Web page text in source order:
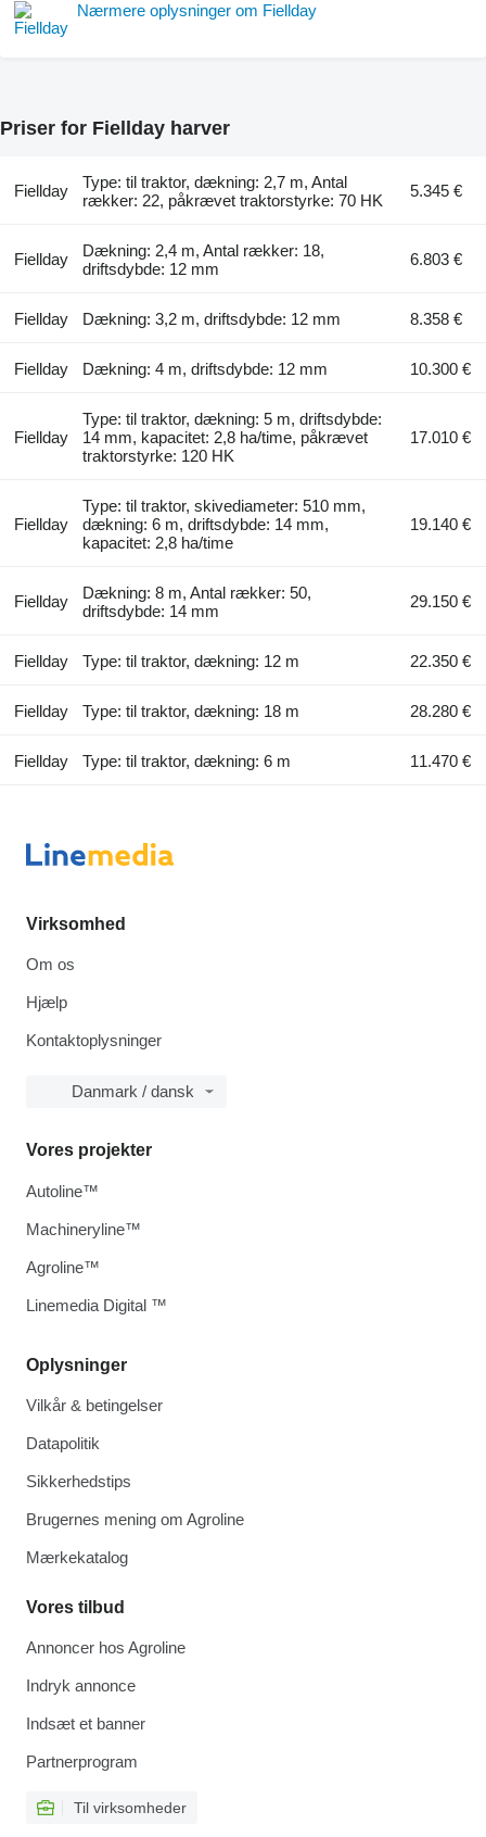
Nærmere oplysninger om Fiellday
Priser for Fiellday harver
Fiellday
Type: til traktor, dækning: 2,7 m, Antal
rækker: 22, påkrævet traktorstyrke: 70 HK
5.345 €
Fiellday
Dækning: 2,4 m, Antal rækker: 18,
driftsdybde: 12 mm
6.803 €
Fiellday Dækning: 3,2 m, driftsdybde: 12 mm 8.358 €
Fiellday Dækning: 4 m, driftsdybde: 12 mm 10.300 €
Fiellday
Type: til traktor, dækning: 5 m, driftsdybde:
14 mm, kapacitet: 2,8 ha/time, påkrævet
traktorstyrke: 120 HK
17.010 €
Fiellday
Type: til traktor, skivediameter: 510 mm,
dækning: 6 m, driftsdybde: 14 mm,
kapacitet: 2,8 ha/time
19.140 €
Fiellday
Dækning: 8 m, Antal rækker: 50,
driftsdybde: 14 mm
29.150 €
Fiellday Type: til traktor, dækning: 12 m 22.350 €
Fiellday Type: til traktor, dækning: 18 m 28.280 €
Fiellday Type: til traktor, dækning: 6 m 11.470 €
Virksomhed
Om os
Hjælp
Kontaktoplysninger
Danmark / dansk
Oplysninger
Vilkår & betingelser
Datapolitik
Sikkerhedstips
Brugernes mening om Agroline
Mærkekatalog
Vores tilbud
Annoncer hos Agroline
Indryk annonce
Indsæt et banner
Partnerprogram
Til virksomheder
Vores projekter
Autoline™
Machineryline™
Agroline™
Linemedia Digital ™